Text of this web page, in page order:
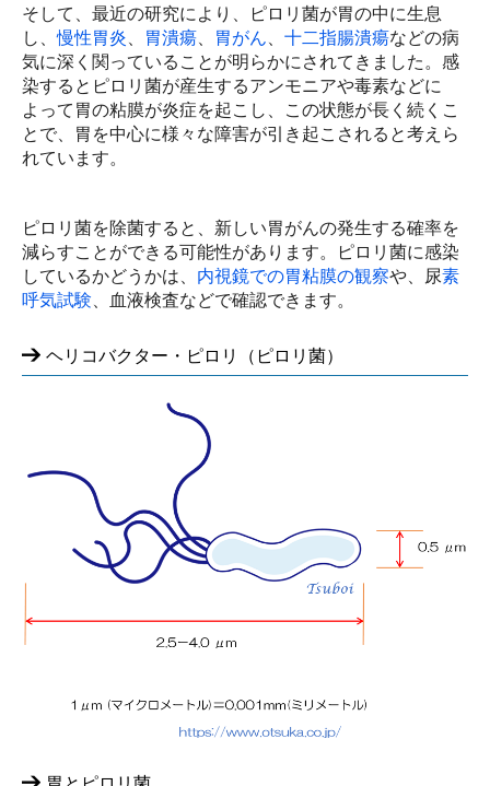
画像検査
眼科的検査
耳鼻科的検査
健康セミナー
そして、最近の研究により、ピロリ菌が胃の中に生息
し、慢性胃炎、 胃潰瘍、 胃がん、 十二指腸潰瘍などの病
気に深く関っていることが明らかにされてきました。感
染するとピロリ菌が産生するアンモニアや毒素などに
よって胃の粘膜が炎症を起こし、この状態が長く続くこ
とで、胃を中心に様々な障害が引き起こされると考えら
れています。
ピロリ菌を除菌すると、新しい胃がんの発生する確率を
減らすことができる可能性があります。ピロリ菌に感染
しているかどうかは、 内視鏡での胃粘膜の観察や、尿素
呼気試験、血液検査などで確認できます。
ヘリコバクター・ピロリ（ピロリ菌）